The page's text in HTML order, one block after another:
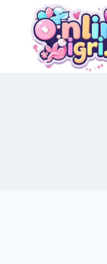
Перейти
содержимому